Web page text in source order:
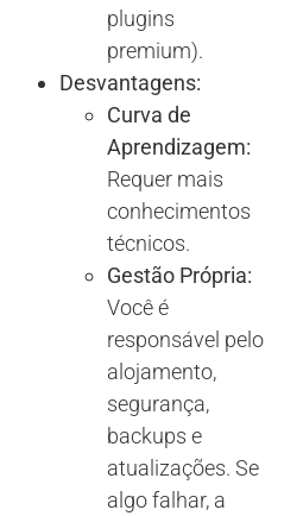
plugins
premium).
Desvantagens:
Curva de
Aprendizagem:
Requer mais
conhecimentos
técnicos.
Gestão Própria:
Você é
responsável pelo
alojamento,
segurança,
backups e
atualizações. Se
algo falhar, a